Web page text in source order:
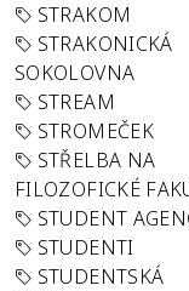
STRAKOM
STRAKONICKÁ
SOKOLOVNA
STREAM
STROMEČEK
STŘELBA NA
FILOZOFICKÉ
STUDENT
STUDENTI
STUDENTSKÁ